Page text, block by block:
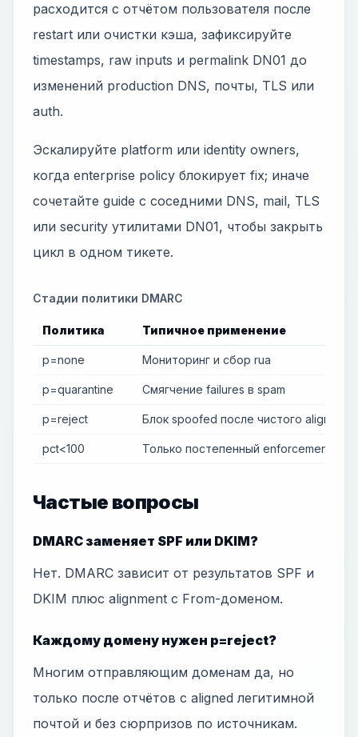
расходится с отчётом пользователя после
restart или очистки кэша, зафиксируйте
timestamps, raw inputs и permalink DN01 до
изменений production DNS, почты, TLS или
auth.
Эскалируйте platform или identity owners,
когда enterprise policy блокирует fix; иначе
сочетайте guide с соседними DNS, mail, TLS
или security утилитами DN01, чтобы закрыть
цикл в одном тикете.
Стадии политики DMARC
Политика Типичное применение
p=none Мониторинг и сбор rua
p=quarantine Смягчение failures в spam
p=reject Блок spoofed после чистого alignment
pct<100 Только постепенный enforcement
Частые вопросы
DMARC заменяет SPF или DKIM?
Нет. DMARC зависит от результатов SPF и
DKIM плюс alignment с From-доменом.
Каждому домену нужен p=reject?
Многим отправляющим доменам да, но
только после отчётов с aligned легитимной
почтой и без сюрпризов по источникам.